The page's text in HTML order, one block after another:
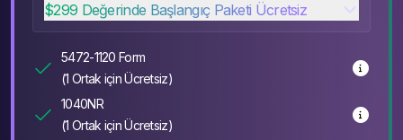
$299 Değerinde Başlangıç Paketi Ücretsiz
5472-1120 Form
(1 Ortak için Ücretsiz)
1040NR
(1 Ortak için Ücretsiz)